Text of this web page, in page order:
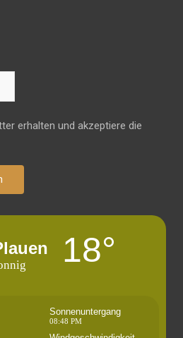
erhalten und akzeptiere die
18°
Sonnenuntergang
08:48 PM